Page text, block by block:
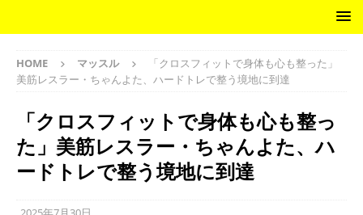
HOME マッスル
「クロスフィットで身体も心も整った」
美筋レスラー・ちゃんよた、ハードトレで整う境地に到達
「クロスフィットで身体も心も整っ
た」美筋レスラー・ちゃんよた、ハ
ードトレで整う境地に到達